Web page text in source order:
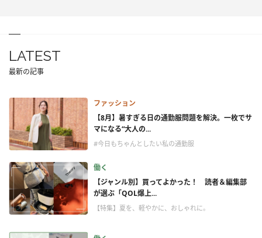
LATEST
最新の記事
ファッション
【8月】暑すぎる日の通勤服問題を解決。一枚でサ
マになる“大人の...
#今日もちゃんとしたい私の通勤服
働く
【ジャンル別】買ってよかった！ 読者＆編集部
が選ぶ「QOL爆上...
【特集】夏を、軽やかに、おしゃれに。